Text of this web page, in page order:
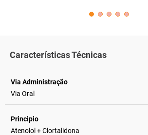
Características Técnicas
Via Administração
Via Oral
Principio
Atenolol + Clortalidona